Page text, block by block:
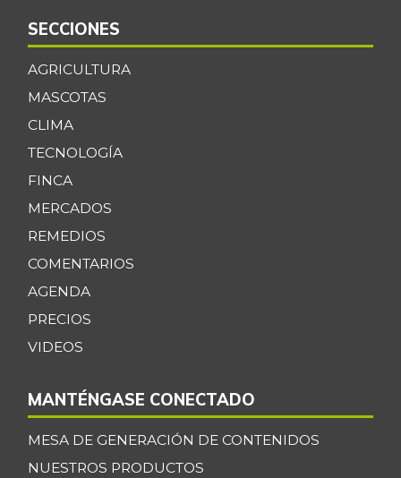
SECCIONES
AGRICULTURA
MASCOTAS
CLIMA
TECNOLOGÍA
FINCA
MERCADOS
REMEDIOS
COMENTARIOS
AGENDA
PRECIOS
VIDEOS
MANTÉNGASE CONECTADO
MESA DE GENERACIÓN DE CONTENIDOS
NUESTROS PRODUCTOS